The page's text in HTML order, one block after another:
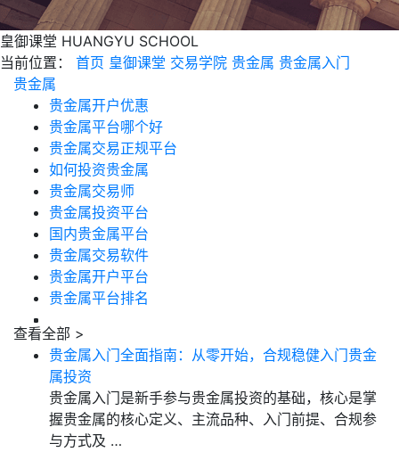
皇御课堂 HUANGYU SCHOOL
当前位置：
首页 皇御课堂 交易学院 贵金属 贵金属入门
贵金属
贵金属开户优惠
贵金属平台哪个好
贵金属交易正规平台
如何投资贵金属
贵金属交易师
贵金属投资平台
国内贵金属平台
贵金属交易软件
贵金属开户平台
贵金属平台排名
查看全部 >
贵金属入门全面指南：从零开始，合规稳健入门贵金
属投资
贵金属入门是新手参与贵金属投资的基础，核心是掌
握贵金属的核心定义、主流品种、入门前提、合规参
与方式及 …